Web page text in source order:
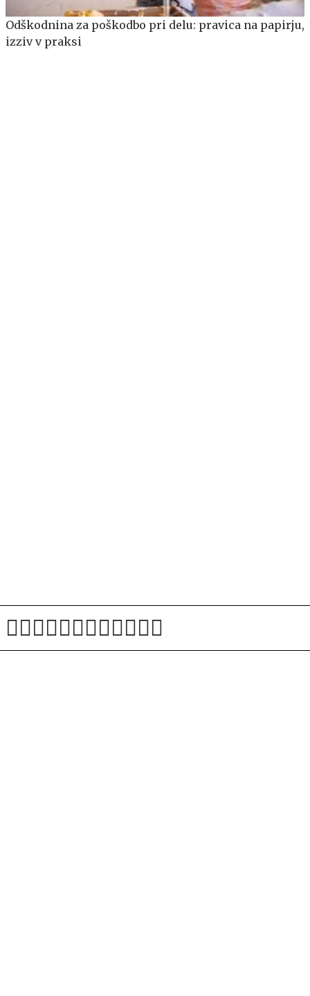
Odškodnina za poškodbo pri delu: pravica na papirju,
izziv v praksi